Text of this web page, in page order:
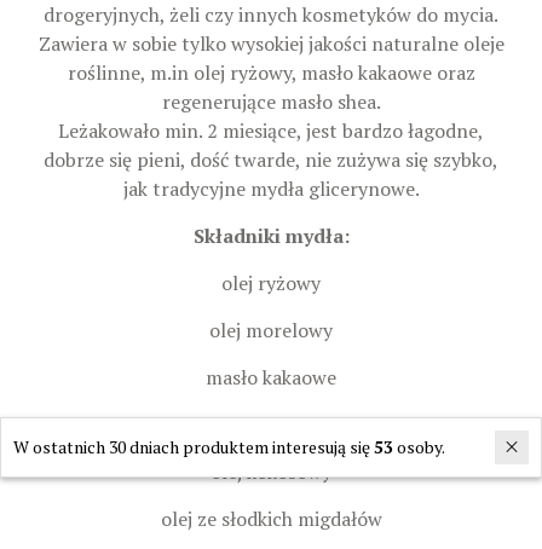
drogeryjnych, żeli czy innych kosmetyków do mycia.
Zawiera w sobie tylko wysokiej jakości naturalne oleje
roślinne, m.in olej ryżowy, masło kakaowe oraz
regenerujące masło shea.
Leżakowało min. 2 miesiące, jest bardzo łagodne,
dobrze się pieni, dość twarde, nie zużywa się szybko,
jak tradycyjne mydła glicerynowe.
Składniki mydła:
olej ryżowy
olej morelowy
masło kakaowe
kwiat z nagietka
olej kokosowy
olej ze słodkich migdałów
W ostatnich 30 dniach produktem interesują się53osoby.